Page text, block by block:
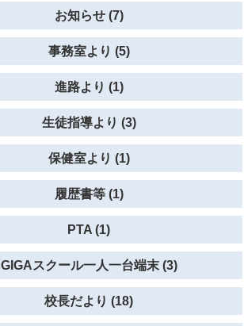
お知らせ (7)
事務室より (5)
進路より (1)
生徒指導より (3)
保健室より (1)
履歴書等 (1)
PTA (1)
GIGAスクール一人一台端末 (3)
校長だより (18)